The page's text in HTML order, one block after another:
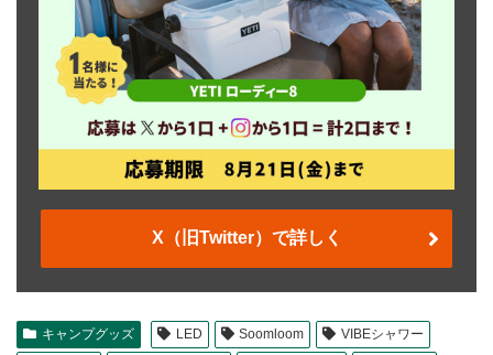
X（旧Twitter）で詳しく
キャンプグッズ LED Soomloom
VIBEシャワー